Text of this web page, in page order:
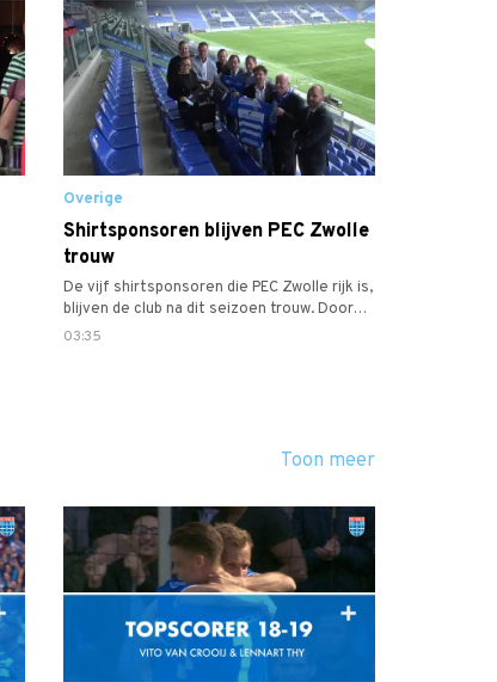
Overige
Shirtsponsoren blijven PEC Zwolle
trouw
De vijf shirtsponsoren die PEC Zwolle rijk is,
blijven de club na dit seizoen trouw. Door
dit heugelijke feit sieren de namen en
seizoen tevens zichtbaar op alle shirts van
03:35
Toon meer